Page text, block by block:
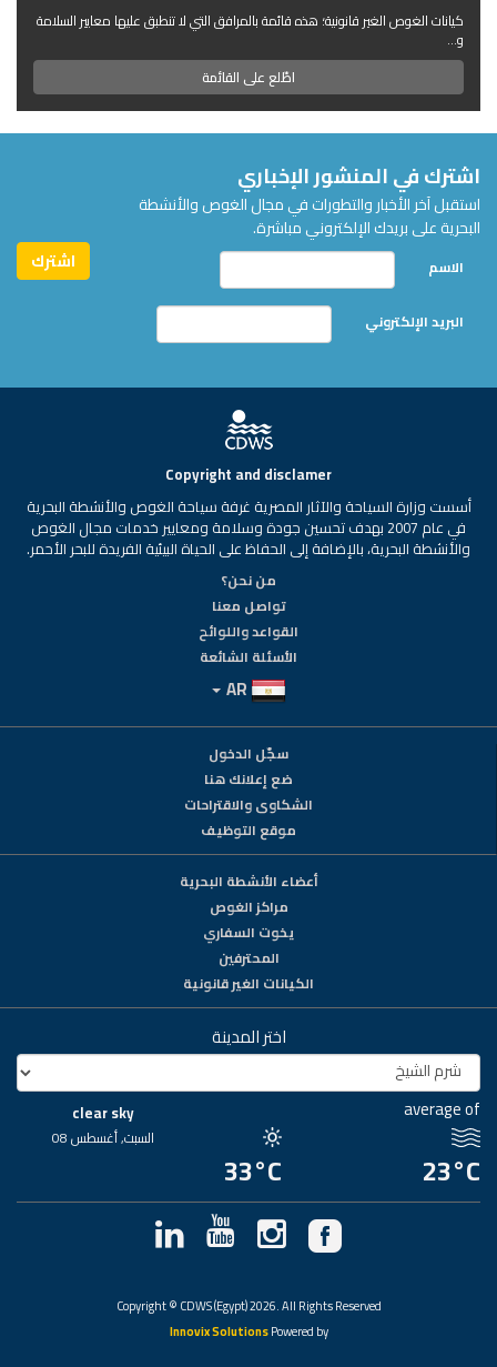
كيانات الغوص الغير قانونية؛ هذه قائمة بالمرافق التي لا تنطبق عليها معايير السلامة
و...
اطّلع على القائمة
اشترك في المنشور الإخباري
استقبل آخر الأخبار والتطورات في مجال الغوص والأنشطة
البحرية على بريدك الإلكتروني مباشرة.
الاسم
البريد الإلكتروني
Copyright and disclamer
أسست وزارة السياحة والآثار المصرية غرفة سياحة الغوص والأنشطة البحرية
في عام 2007 بهدف تحسين جودة وسلامة ومعايير خدمات مجال الغوص
والأنشطة البحرية، بالإضافة إلى الحفاظ على الحياة البيئية الفريدة للبحر الأحمر.
من نحن؟
تواصل معنا
القواعد واللوائح
الأسئلة الشائعة
سجّل الدخول
ضع إعلانك هنا
الشكاوى والاقتراحات
موقع التوظيف
أعضاء الأنشطة البحرية
مراكز الغوص
يخوت السفاري
المحترفين
الكيانات الغير قانونية
اختر المدينة
average of
23°C
33°C
clear sky
السبت, أغسطس 08
Copyright © CDWS (Egypt) 2026. All Rights Reserved
Powered by
Innovix Solutions